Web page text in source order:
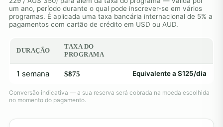
um ano, período durante o qual pode inscrever-se em vários
programas. É aplicada uma taxa bancária internacional de 5% a
pagamentos com cartão de crédito em USD ou AUD.
DURAÇÃO
TAXA DO
PROGRAMA
1 semana $875 Equivalente a $125/dia
Conversão indicativa — a sua reserva será cobrada na moeda escolhida
no momento do pagamento.